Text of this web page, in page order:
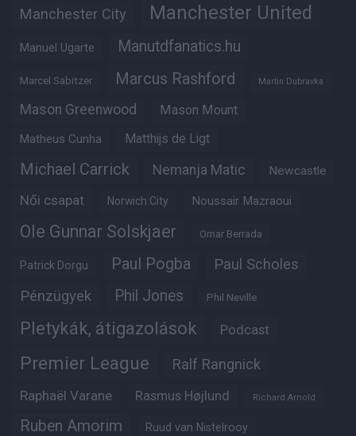
Manchester City Manchester United
Manuel Ugarte Manutdfanatics.hu
Marcel Sabitzer Marcus Rashford Martin Dubravka
Mason Greenwood Mason Mount
Matheus Cunha Matthijs de Ligt
Michael Carrick Nemanja Matic Newcastle
Női csapat Norwich City Noussair Mazraoui
Ole Gunnar Solskjaer Omar Berrada
Patrick Dorgu Paul Pogba Paul Scholes
Pénzügyek Phil Jones Phil Neville
Pletykák, átigazolások Podcast
Premier League Ralf Rangnick
Raphaël Varane Rasmus Højlund Richard Arnold
Ruben Amorim Ruud van Nistelrooy